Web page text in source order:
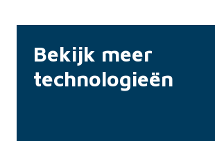
Bekijk meer
technologieën